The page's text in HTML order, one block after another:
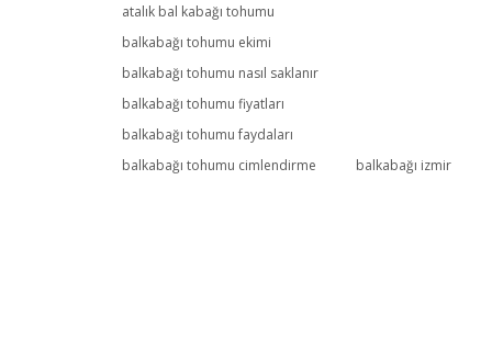
atalık bal kabağı tohumu
balkabağı tohumu ekimi
balkabağı tohumu nasıl saklanır
balkabağı tohumu fiyatları
balkabağı tohumu faydaları
balkabağı tohumu cimlendirme
balkabağı izmir